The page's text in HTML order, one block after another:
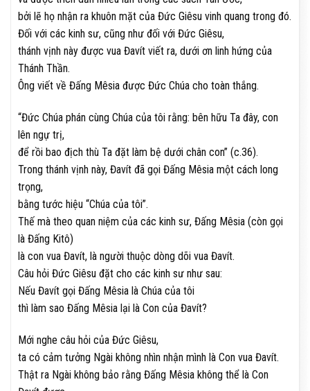
bởi lẽ họ nhận ra khuôn mặt của Đức Giêsu vinh quang trong đó.
Đối với các kinh sư, cũng như đối với Đức Giêsu,
thánh vịnh này được vua Đavít viết ra, dưới ơn linh hứng của
Thánh Thần.
Ông viết về Đấng Mêsia được Đức Chúa cho toàn thắng.
“Đức Chúa phán cùng Chúa của tôi rằng: bên hữu Ta đây, con
lên ngự trị,
để rồi bao địch thù Ta đặt làm bệ dưới chân con” (c.36).
Trong thánh vịnh này, Đavít đã gọi Đấng Mêsia một cách long
trọng,
bằng tước hiệu “Chúa của tôi”.
Thế mà theo quan niệm của các kinh sư, Đấng Mêsia (còn gọi
là Đấng Kitô)
là con vua Đavít, là người thuộc dòng dõi vua Đavít.
Câu hỏi Đức Giêsu đặt cho các kinh sư như sau:
Nếu Đavít gọi Đấng Mêsia là Chúa của tôi
thì làm sao Đấng Mêsia lại là Con của Đavít?
Mới nghe câu hỏi của Đức Giêsu,
ta có cảm tưởng Ngài không nhìn nhận mình là Con vua Đavít.
Thật ra Ngài không bảo rằng Đấng Mêsia không thể là Con